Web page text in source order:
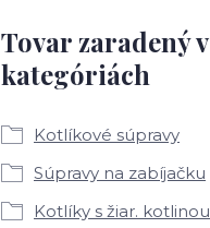
Tovar zaradený v
kategóriách
Kotlíkové súpravy
Súpravy na zabíjačku
Kotlíky s žiar. kotlinou